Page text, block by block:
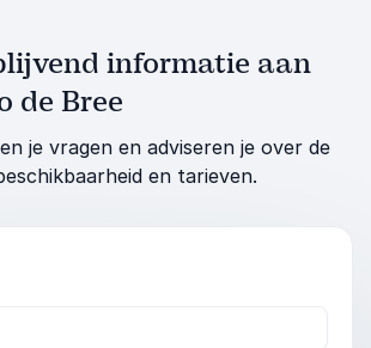
informatie aan
de Bree
je vragen en adviseren je over de
en tarieven.